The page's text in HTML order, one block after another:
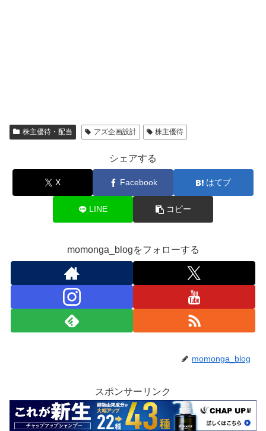
株主優待・配当 アズ企画設計 株主優待
シェアする
X Facebook はてブ
LINE コピー
momonga_blogをフォローする
momonga_blog
スポンサーリンク